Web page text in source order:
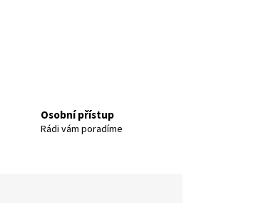
Osobní přístup
Rádi vám poradíme